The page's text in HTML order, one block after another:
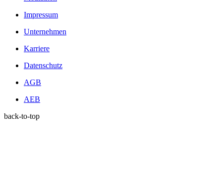
Impressum
Unternehmen
Karriere
Datenschutz
AGB
AEB
back-to-top